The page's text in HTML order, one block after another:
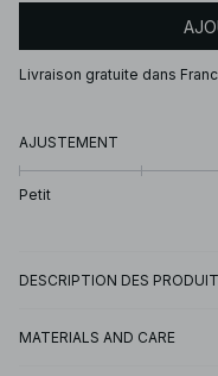
Livraison gratuite dans
AJUSTEMENT
Petit
DESCRIPTION DES
MATERIALS AND CARE